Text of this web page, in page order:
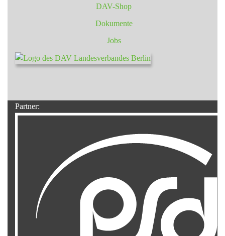
DAV-Shop
Dokumente
Jobs
Partner: